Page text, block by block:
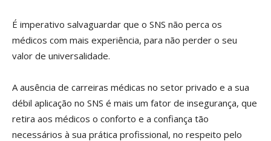
É imperativo salvaguardar que o SNS não perca os
médicos com mais experiência, para não perder o seu
valor de universalidade.
A ausência de carreiras médicas no setor privado e a sua
débil aplicação no SNS é mais um fator de insegurança, que
retira aos médicos o conforto e a confiança tão
necessários à sua prática profissional, no respeito pelo